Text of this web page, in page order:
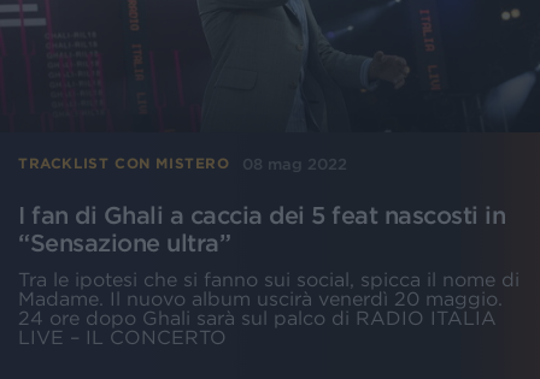
TRACKLIST CON MISTERO 08 mag 2022
I fan di Ghali a caccia dei 5 feat nascosti in
“Sensazione ultra”
Tra le ipotesi che si fanno sui social, spicca il nome di
Madame. Il nuovo album uscirà venerdì 20 maggio.
24 ore dopo Ghali sarà sul palco di RADIO ITALIA
LIVE – IL CONCERTO